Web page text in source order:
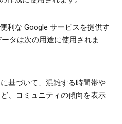
利な Google サービスを提供す
タは次の用途に使用されま
基づいて、混雑する時間帯や
、コミュニティの傾向を表示